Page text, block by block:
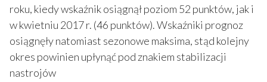
roku, kiedy wskaźnik osiągnął poziom 52 punktów, jak i
w kwietniu 2017 r. (46 punktów). Wskaźniki prognoz
osiągnęły natomiast sezonowe maksima, stąd kolejny
okres powinien upłynąć pod znakiem stabilizacji
nastrojów